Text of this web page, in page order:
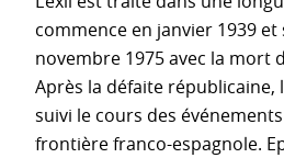
commence en janvier 1939
novembre 1975 avec la mort
Après la défaite républicaine,
suivi le cours des
frontière franco-espagnole.